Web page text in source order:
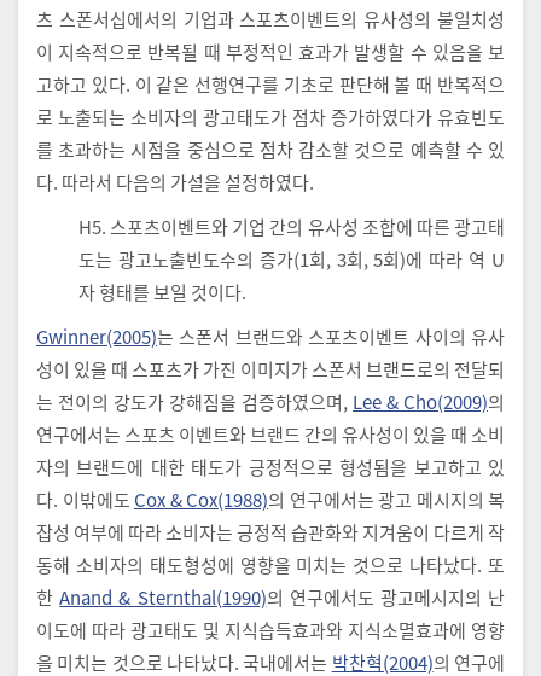
츠 스폰서십에서의 기업과 스포츠이벤트의 유사성의 불일치성
이 지속적으로 반복될 때 부정적인 효과가 발생할 수 있음을 보
고하고 있다. 이 같은 선행연구를 기초로 판단해 볼 때 반복적으
로 노출되는 소비자의 광고태도가 점차 증가하였다가 유효빈도
를 초과하는 시점을 중심으로 점차 감소할 것으로 예측할 수 있
다. 따라서 다음의 가설을 설정하였다.
H5. 스포츠이벤트와 기업 간의 유사성 조합에 따른 광고태
도는 광고노출빈도수의 증가(1회, 3회, 5회)에 따라 역 U
자 형태를 보일 것이다.
Gwinner(2005)는 스폰서 브랜드와 스포츠이벤트 사이의 유사
성이 있을 때 스포츠가 가진 이미지가 스폰서 브랜드로의 전달되
는 전이의 강도가 강해짐을 검증하였으며, Lee & Cho(2009)의
연구에서는 스포츠 이벤트와 브랜드 간의 유사성이 있을 때 소비
자의 브랜드에 대한 태도가 긍정적으로 형성됨을 보고하고 있
다. 이밖에도 Cox & Cox(1988)의 연구에서는 광고 메시지의 복
잡성 여부에 따라 소비자는 긍정적 습관화와 지겨움이 다르게 작
동해 소비자의 태도형성에 영향을 미치는 것으로 나타났다. 또
한Anand & Sternthal(1990)의 연구에서도 광고메시지의 난
이도에 따라 광고태도 및 지식습득효과와 지식소멸효과에 영향
을 미치는 것으로 나타났다. 국내에서는 박찬혁(2004)의 연구에